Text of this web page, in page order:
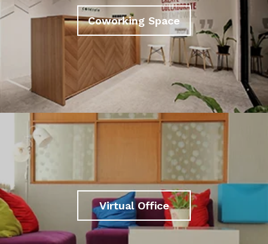
Coworking Space
Virtual Office